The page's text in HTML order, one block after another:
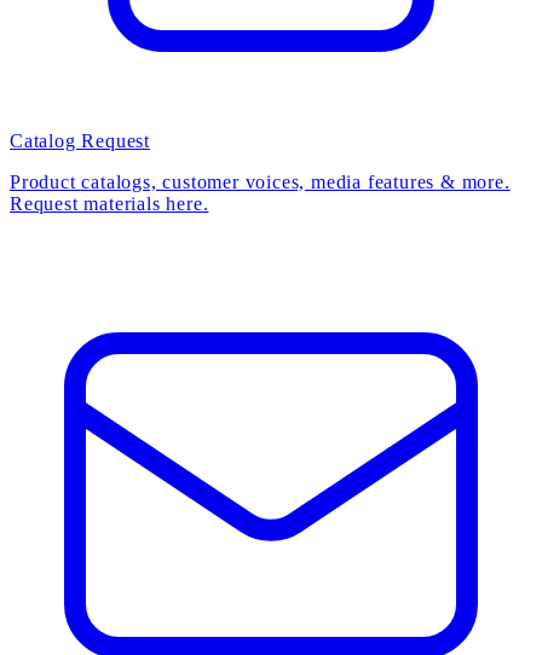
Catalog Request
Product catalogs, customer voices, media features & more.
Request materials here.